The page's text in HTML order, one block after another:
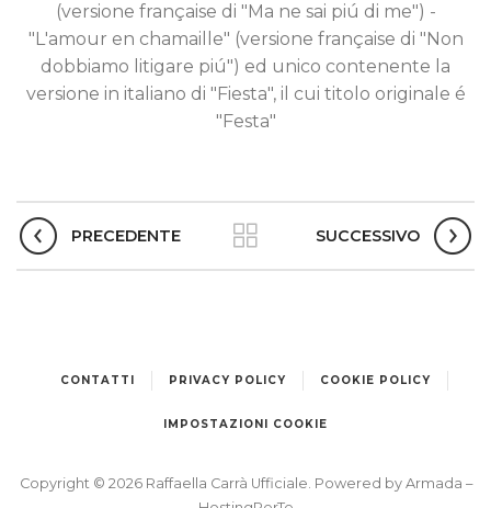
(versione française di "Ma ne sai piú di me") -
"L'amour en chamaille" (versione française di "Non
dobbiamo litigare piú") ed unico contenente la
versione in italiano di "Fiesta", il cui titolo originale é
"Festa"
PRECEDENTE SUCCESSIVO
CONTATTI PRIVACY POLICY COOKIE POLICY
IMPOSTAZIONI COOKIE
Copyright © 2026 Raffaella Carrà Ufficiale. Powered by Armada –